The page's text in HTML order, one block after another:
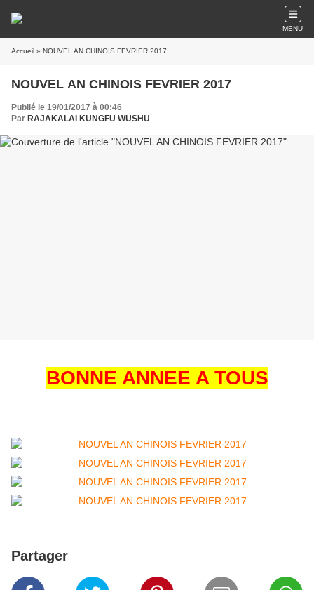
MENU
Accueil » NOUVEL AN CHINOIS FEVRIER 2017
NOUVEL AN CHINOIS FEVRIER 2017
Publié le 19/01/2017 à 00:46
Par RAJAKALAI KUNGFU WUSHU
BONNE ANNEE A TOUS
Partager